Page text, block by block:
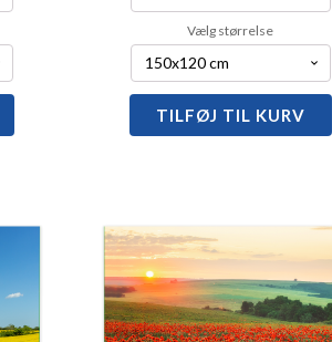
Vælg størrelse
Akustikbillede
-
TILFØJ TIL KURV